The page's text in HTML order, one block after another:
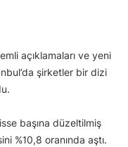
açıklamaları ve yeni
şirketler bir dizi
başına düzeltilmiş
%10,8 oranında aştı.